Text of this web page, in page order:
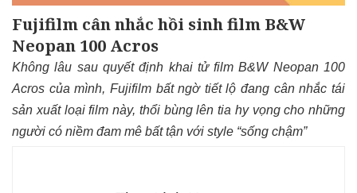
Fujifilm cân nhắc hồi sinh film B&W
Neopan 100 Acros
Không lâu sau quyết định khai tử film B&W Neopan 100
Acros của mình, Fujifilm bất ngờ tiết lộ đang cân nhắc tái
sản xuất loại film này, thổi bùng lên tia hy vọng cho những
người có niềm đam mê bất tận với style “sống chậm”